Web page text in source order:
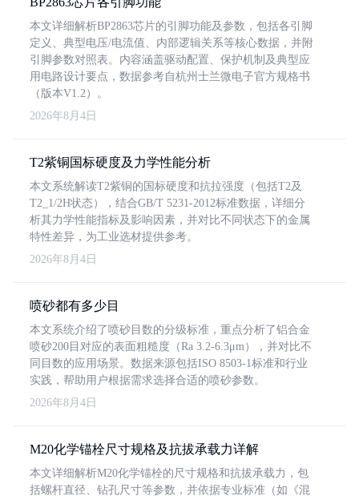
本文详细解析BP2863芯片的引脚功能及参数，包括各引脚
定义、典型电压/电流值、内部逻辑关系等核心数据，并附
引脚参数对照表。内容涵盖驱动配置、保护机制及典型应
用电路设计要点，数据参考自杭州士兰微电子官方规格书
（版本V1.2）。
2026年8月4日
T2紫铜国标硬度及力学性能分析
本文系统解读T2紫铜的国标硬度和抗拉强度（包括T2及
T2_1/2H状态），结合GB/T 5231-2012标准数据，详细分
析其力学性能指标及影响因素，并对比不同状态下的金属
特性差异，为工业选材提供参考。
2026年8月4日
喷砂都有多少目
本文系统介绍了喷砂目数的分级标准，重点分析了铝合金
喷砂200目对应的表面粗糙度（Ra 3.2-6.3μm），并对比不
同目数的应用场景。数据来源包括ISO 8503-1标准和行业
实践，帮助用户根据需求选择合适的喷砂参数。
2026年8月4日
M20化学锚栓尺寸规格及抗拔承载力详解
本文详细解析M20化学锚栓的尺寸规格和抗拔承载力，包
括螺杆直径、钻孔尺寸等参数，并依据专业标准（如《混